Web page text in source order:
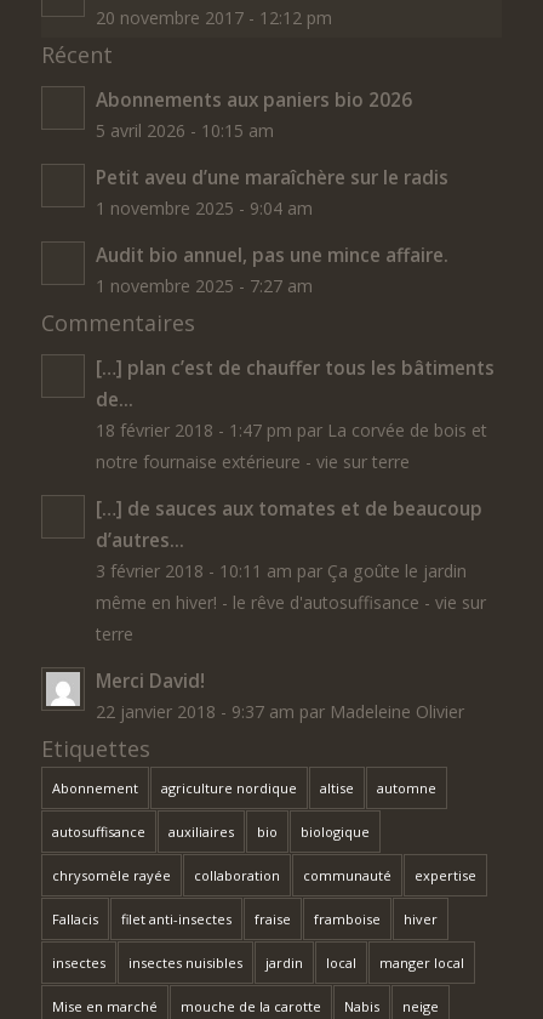
20 novembre 2017 - 12:12 pm
Récent
Abonnements aux paniers bio 2026
5 avril 2026 - 10:15 am
Petit aveu d’une maraîchère sur le radis
1 novembre 2025 - 9:04 am
Audit bio annuel, pas une mince affaire.
1 novembre 2025 - 7:27 am
Commentaires
[…] plan c’est de chauffer tous les bâtiments
de...
18 février 2018 - 1:47 pm par La corvée de bois et
notre fournaise extérieure - vie sur terre
[…] de sauces aux tomates et de beaucoup
d’autres...
3 février 2018 - 10:11 am par Ça goûte le jardin
même en hiver! - le rêve d'autosuffisance - vie sur
terre
Merci David!
22 janvier 2018 - 9:37 am par Madeleine Olivier
Etiquettes
Abonnement agriculture nordique altise automne
autosuffisance auxiliaires bio biologique
chrysomèle rayée collaboration communauté expertise
Fallacis filet anti-insectes fraise framboise hiver
insectes insectes nuisibles jardin local manger local
Mise en marché mouche de la carotte Nabis neige